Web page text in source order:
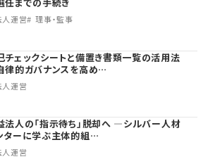
人運営 理事・監事
チェックシートと備置き書類一覧の活用法
的ガバナンスを高め…
人運営
法人の「指示待ち」脱却へ ―シルバー人材
ターに学ぶ主体的組…
人運営